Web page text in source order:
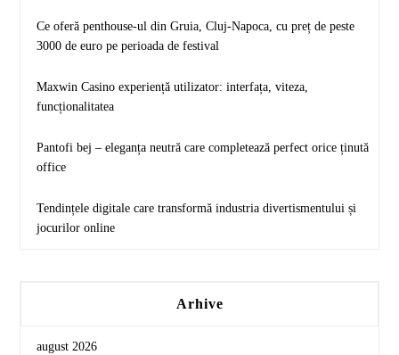
Ce oferă penthouse-ul din Gruia, Cluj-Napoca, cu preț de peste
3000 de euro pe perioada de festival
Maxwin Casino experiență utilizator: interfața, viteza,
funcționalitatea
Pantofi bej – eleganța neutră care completează perfect orice ținută
office
Tendințele digitale care transformă industria divertismentului și
jocurilor online
Arhive
august 2026